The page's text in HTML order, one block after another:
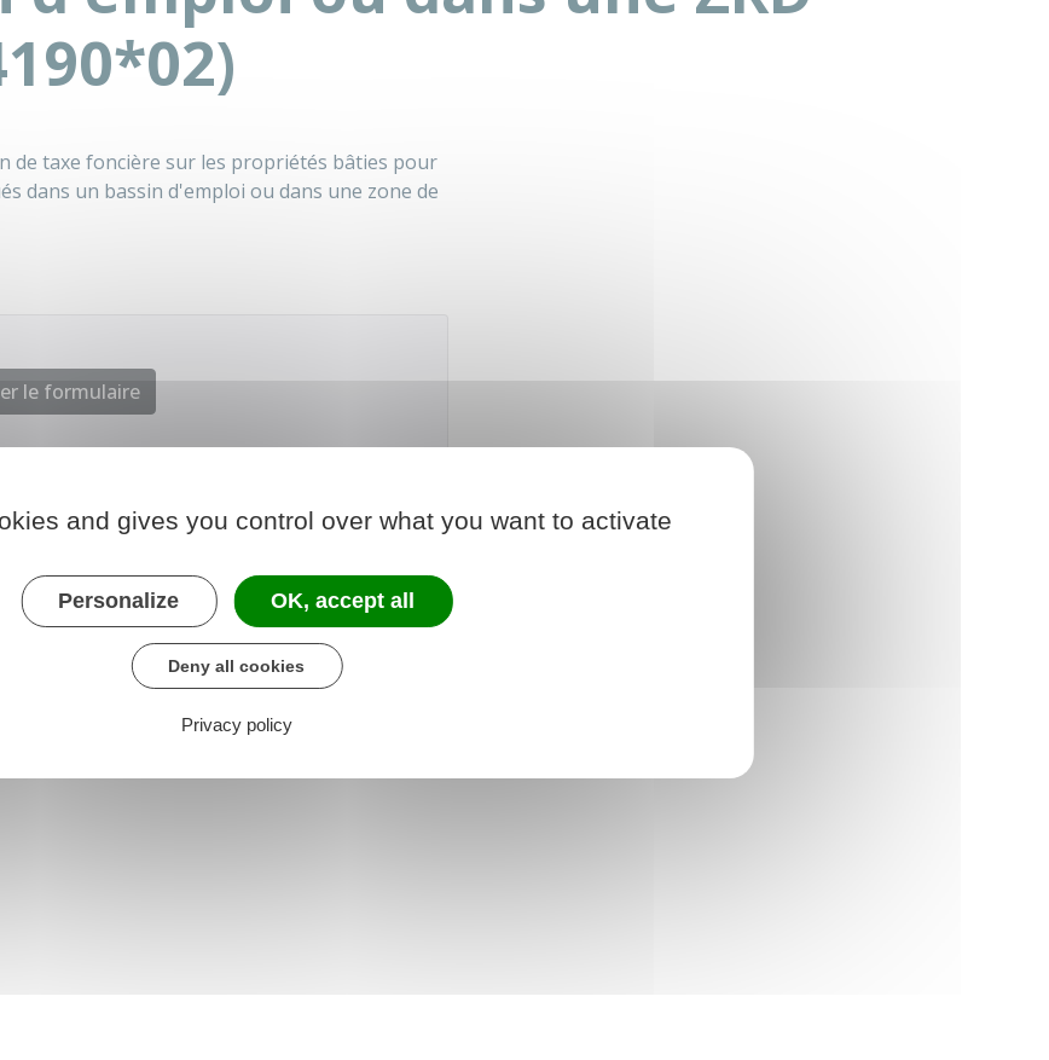
de taxe foncière sur les propriétés bâties pour
dans un bassin d'emploi ou dans une zone de
le formulaire
des financesand gives you control over what you want to activate
Personalize OK, accept all
Deny all cookies
Privacy policy